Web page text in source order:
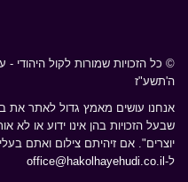
© כל הזכויות שמורות לקול היהודי
ה'תשע"ז
אנחנו עושים מאמץ גדול לאתר את
יוצרים". אם זיהיתם צילום ואתם
ל- office@hakolhayehudi.co.il